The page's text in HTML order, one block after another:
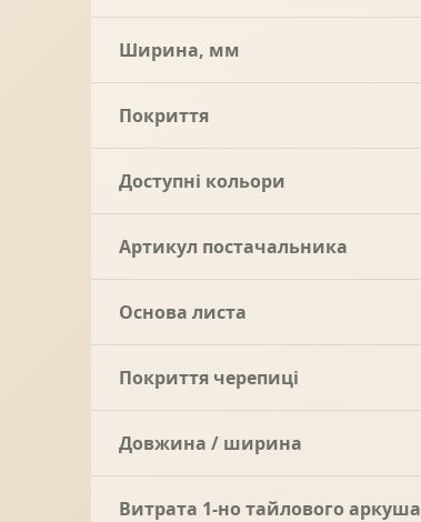
Ширина, мм
Покриття
Доступні кольори
Артикул постачальника
Основа листа
Покриття черепиці
Довжина / ширина
Витрата 1-но тайлового аркуша